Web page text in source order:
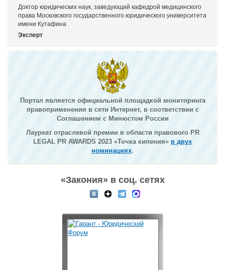
Доктор юридических наук, заведующий кафедрой медицинского
права Московского государственного юридического университета
имени Кутафина
Эксперт
Портал является официальной площадкой мониторинга
правоприменения в сети Интернет, в соответствии с
Соглашением с Минюстом России
Лауреат отраслевой премии в области правового PR
LEGAL PR AWARDS 2023 «Точка кипения» в двух
номинациях.
«Закония» в соц. сетях